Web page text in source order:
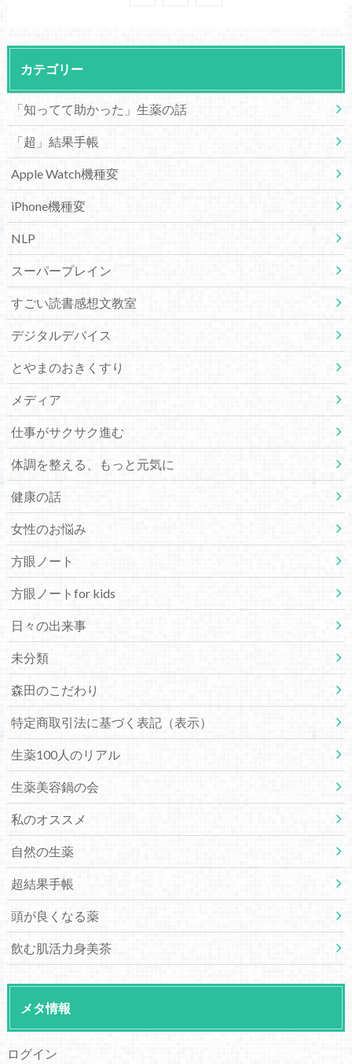
カテゴリー
「知ってて助かった」生薬の話
「超」結果手帳
Apple Watch機種変
iPhone機種変
NLP
スーパープレイン
すごい読書感想文教室
デジタルデバイス
とやまのおきくすり
メディア
仕事がサクサク進む
体調を整える、もっと元気に
健康の話
女性のお悩み
方眼ノート
方眼ノートfor kids
日々の出来事
未分類
森田のこだわり
特定商取引法に基づく表記（表示）
生薬100人のリアル
生薬美容鍋の会
私のオススメ
自然の生薬
超結果手帳
頭が良くなる薬
飲む肌活力身美茶
メタ情報
ログイン